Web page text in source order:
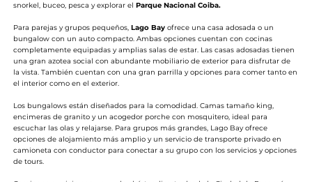
snorkel, buceo, pesca y explorar elParque Nacional Coiba.
Para parejas y grupos pequeños,Lago Bay ofrece una casa adosada o un
bungalow con un auto compacto. Ambas opciones cuentan con cocinas
completamente equipadas y amplias salas de estar. Las casas adosadas tienen
una gran azotea social con abundante mobiliario de exterior para disfrutar de
la vista. También cuentan con una gran parrilla y opciones para comer tanto en
el interior como en el exterior.
Los bungalows están diseñados para la comodidad. Camas tamaño king,
encimeras de granito y un acogedor porche con mosquitero, ideal para
escuchar las olas y relajarse. Para grupos más grandes, Lago Bay ofrece
opciones de alojamiento más amplio y un servicio de transporte privado en
camioneta con conductor para conectar a su grupo con los servicios y opciones
de tours.